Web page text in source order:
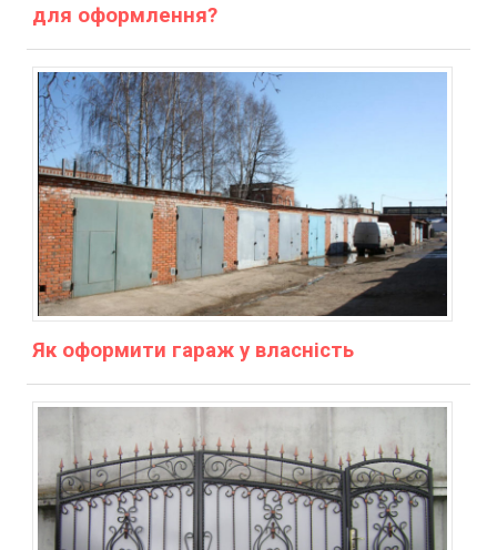
для оформлення?
Як оформити гараж у власність